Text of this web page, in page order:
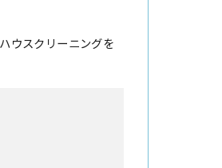
ウスクリーニングを